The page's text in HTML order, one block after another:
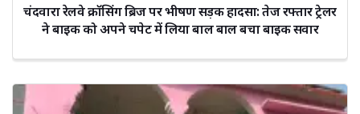
चंदवारा रेलवे क्रॉसिंग ब्रिज पर भीषण सड़क हादसा: तेज रफ्तार ट्रेलर
ने बाइक को अपने चपेट में लिया बाल बाल बचा बाइक सवार